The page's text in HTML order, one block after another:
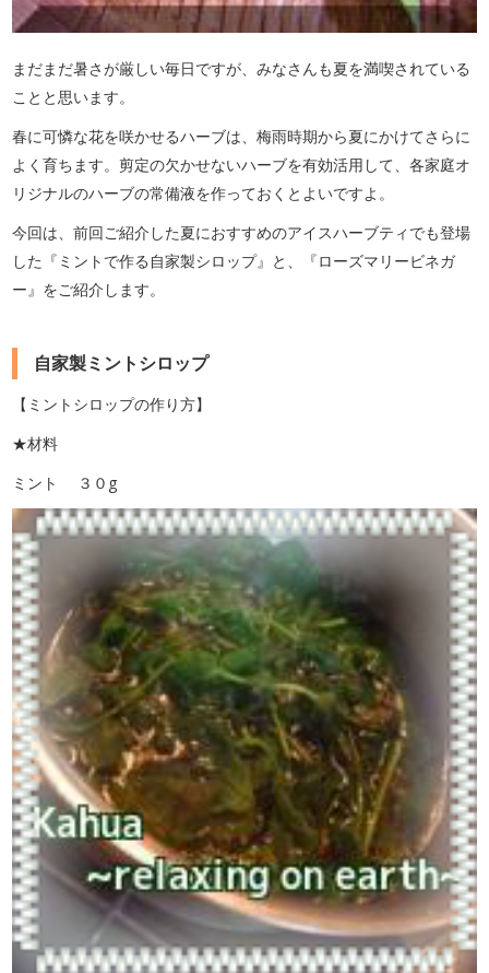
まだまだ暑さが厳しい毎日ですが、みなさんも夏を満喫されている
ことと思います。
春に可憐な花を咲かせるハーブは、梅雨時期から夏にかけてさらに
よく育ちます。剪定の欠かせないハーブを有効活用して、各家庭オ
リジナルのハーブの常備液を作っておくとよいですよ。
今回は、前回ご紹介した夏におすすめのアイスハーブティでも登場
した『ミントで作る自家製シロップ』と、『ローズマリービネガ
ー』をご紹介します。
自家製ミントシロップ
【ミントシロップの作り方】
★材料
ミント ３０g